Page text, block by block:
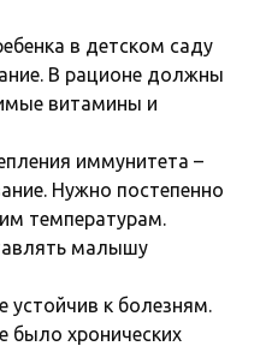
в детском саду
В рационе должны
витамины и
иммунитета –
Нужно постепенно
температурам.
малышу
устойчив к болезням.
было хронических